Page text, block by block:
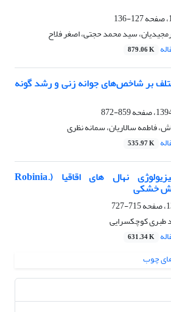
127-136
سید محمد حجتی، اصغر فلاح
879.06 K
بر شاخص‌های جوانه زنی و رشد گونه
859-872
فاطمه سالاریان، سمانه نظری
535.97 K
پاسخ‏ های مورفو‌ـ فیزیولوژی نهال‏ های اقاقیا (.Robinia
715-727
طبری کوچکسرایی
631.34 K